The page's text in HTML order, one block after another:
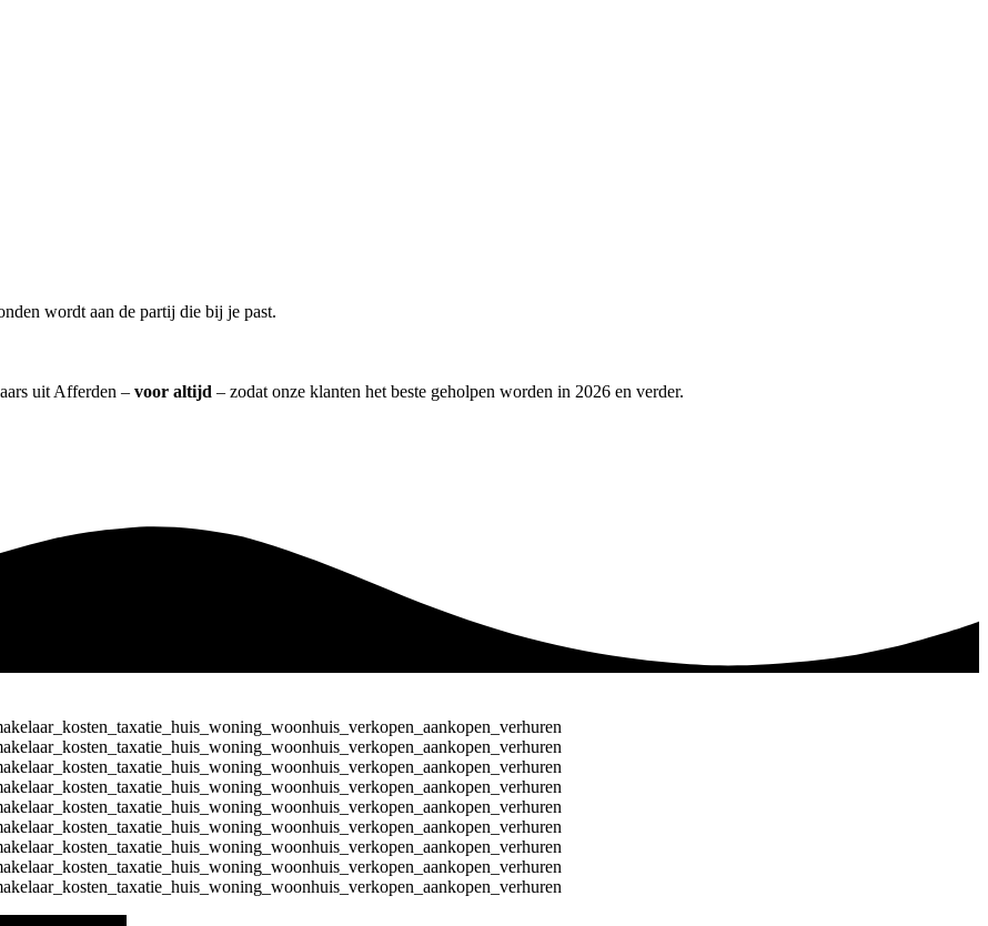
wordt aan de partij die bij je past.
uit Afferden – voor altijd – zodat onze klanten het beste geholpen worden in 2026 en verder.